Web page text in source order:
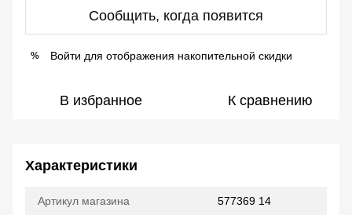
Сообщить, когда появится
% Войти для отображения накопительной скидки
В избранное К сравнению
Характеристики
Артикул магазина 577369 14